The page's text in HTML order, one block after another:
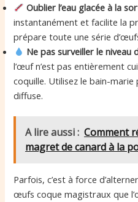
Oublier l’eau glacée à la
instantanément et facilite la
prépare toute une série
Ne pas surveiller le niveau
l’œuf n’est pas entièrement
coquille. Utilisez le bain-
diffuse.
A lire aussi : Comment
magret de canard à la
Parfois, c’est à force
œufs coque magistraux que